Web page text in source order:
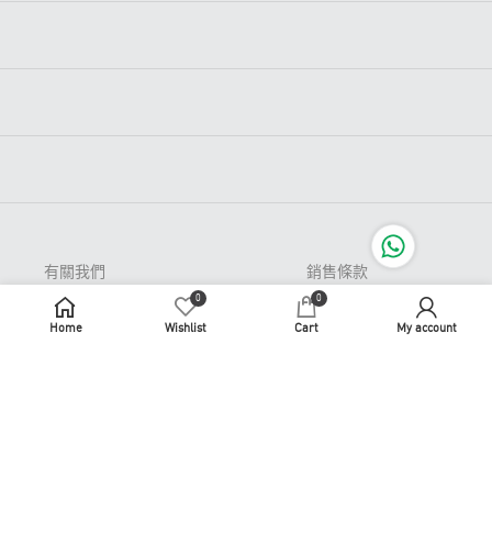
有關我們
Pop-up Store 期間限
定店
銷售條款
私隱條款
Home
0
Wishlist
0
Cart My account